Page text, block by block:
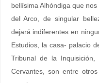
bellísima Alhóndiga que
del Arco, de singular
dejará indiferentes en
Estudios, la casa- palacio
Tribunal de la
Cervantes, son entre